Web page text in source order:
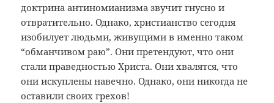
доктрина антиномианизма звучит гнусно и
отвратительно. Однако, христианство сегодня
изобилует людьми, живущими в именно таком
“обманчивом раю”. Они претендуют, что они
стали праведностью Христа. Они хвалятся, что
они искуплены навечно. Однако, они никогда не
оставили своих грехов!